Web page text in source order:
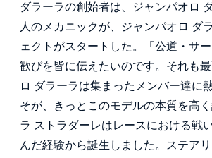
ダラーラの創始者は、ジャンパオロ
人のメカニックが、ジャンパオロ ダ
ェクトがスタートした。「公道・サ
歓びを皆に伝えたいのです。それも
ロ ダラーラは集まったメンバー達に
そが、きっとこのモデルの本質を高
ラ ストラダーレはレースにおける戦
んだ経験から誕生しました。ステア